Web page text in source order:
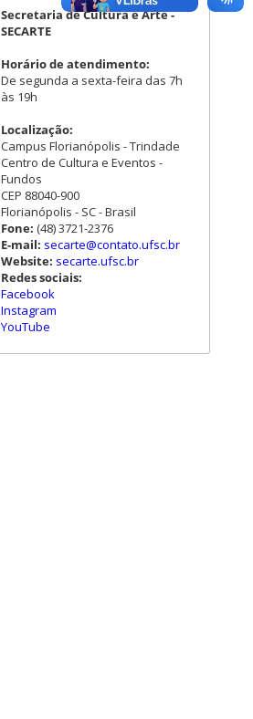
Secretaria de Cultura e Arte -
SECARTE
Horário de atendimento:
De segunda a sexta-feira das 7h
às 19h
Localização:
Campus Florianópolis - Trindade
Centro de Cultura e Eventos -
Fundos
CEP 88040-900
Florianópolis - SC - Brasil
Fone: (48) 3721-2376
E-mail: secarte@contato.ufsc.br
Website: secarte.ufsc.br
Redes sociais:
Facebook
Instagram
YouTube